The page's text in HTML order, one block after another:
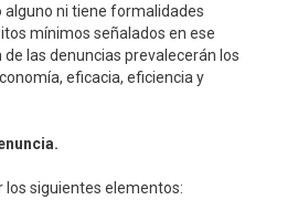
alguno ni tiene formalidades
mínimos señalados en ese
las denuncias prevalecerán los
eficacia, eficiencia y
los siguientes elementos: